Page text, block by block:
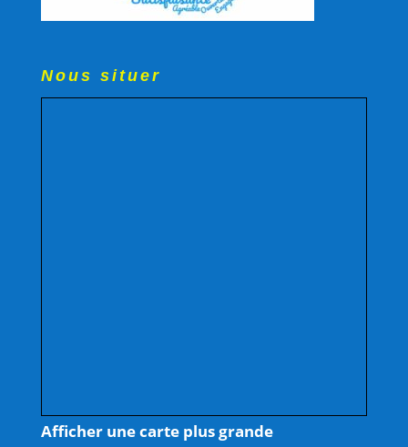
Nous situer
Afficher une carte plus grande